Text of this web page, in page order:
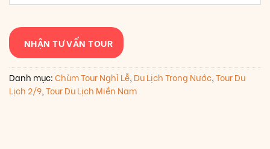
NHẬN TƯ VẤN TOUR
Danh mục:Chùm Tour Nghỉ Lễ Du Lịch Trong Nước Tour Du
Lịch 2/9 Tour Du Lịch Miền Nam